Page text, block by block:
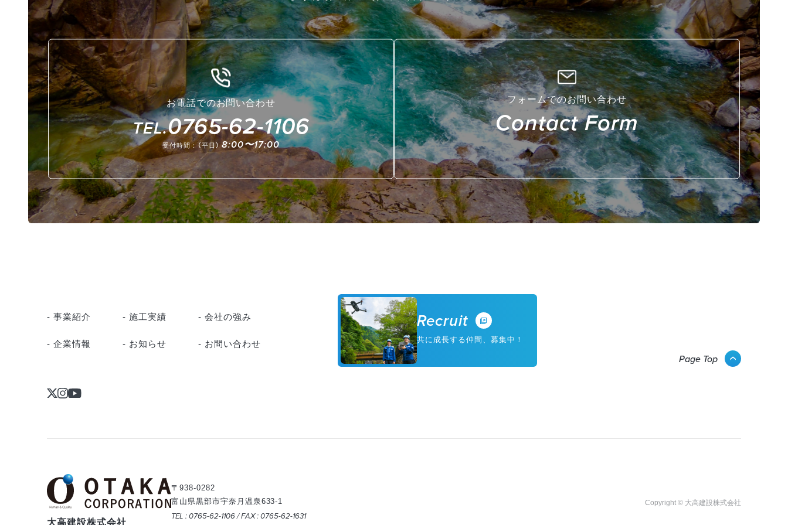
お電話でのお問い合わせ
TEL.0765-62-1106
受付時間：（平日） 8:00〜17:00
フォームでのお問い合わせ
Contact Form
- 事業紹介 - 施工実績 - 会社の強み
- 企業情報 - お知らせ - お問い合わせ
Recruit
共に成長する仲間、募集中！
Page Top
大高建設株式会社
〒938-0282
富山県黒部市宇奈月温泉633-1
TEL : 0765-62-1106 / FAX : 0765-62-1631
Copyright © 大高建設株式会社